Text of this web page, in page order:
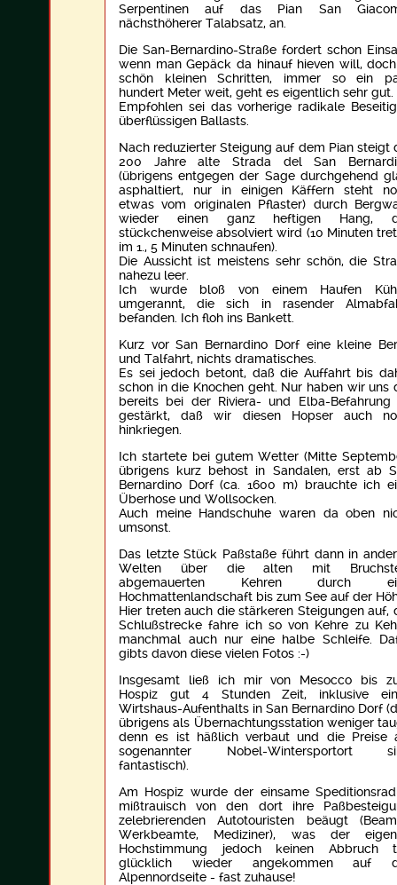
Serpentinen auf das Pian San
nächsthöherer Talabsatz, an.
Die San-Bernardino-Straße fordert schon
wenn man Gepäck da hinauf hieven will,
schön kleinen Schritten, immer so ein
hundert Meter weit, geht es eigentlich sehr gut.
Empfohlen sei das vorherige radikale
überflüssigen Ballasts.
Nach reduzierter Steigung auf dem Pian steigt
200 Jahre alte Strada del San
(übrigens entgegen der Sage durchgehend
asphaltiert, nur in einigen Käffern steht
etwas vom originalen Pflaster) durch
wieder einen ganz heftigen Hang,
stückchenweise absolviert wird (10 Minuten
im 1., 5 Minuten schnaufen).
Die Aussicht ist meistens sehr schön, die
nahezu leer.
Ich wurde bloß von einem Haufen
umgerannt, die sich in rasender
befanden. Ich floh ins Bankett.
Kurz vor San Bernardino Dorf eine kleine
und Talfahrt, nichts dramatisches.
Es sei jedoch betont, daß die Auffahrt bis
schon in die Knochen geht. Nur haben wir uns
bereits bei der Riviera- und Elba-Befahrung
gestärkt, daß wir diesen Hopser auch
hinkriegen.
Ich startete bei gutem Wetter (Mitte
übrigens kurz behost in Sandalen, erst ab
Bernardino Dorf (ca. 1600 m) brauchte ich
Überhose und Wollsocken.
Auch meine Handschuhe waren da oben
umsonst.
Das letzte Stück Paßstaße führt dann in
Welten über die alten mit
abgemauerten Kehren durch
Hochmattenlandschaft bis zum See auf der
Hier treten auch die stärkeren Steigungen auf,
Schlußstrecke fahre ich so von Kehre zu
manchmal auch nur eine halbe Schleife.
gibts davon diese vielen Fotos :-)
Insgesamt ließ ich mir von Mesocco bis
Hospiz gut 4 Stunden Zeit, inklusive
Wirtshaus-Aufenthalts in San Bernardino Dorf
übrigens als Übernachtungsstation weniger
denn es ist häßlich verbaut und die Preise
sogenannter Nobel-Wintersportort
fantastisch).
Am Hospiz wurde der einsame
mißtrauisch von den dort ihre
zelebrierenden Autotouristen beäugt
Werkbeamte, Mediziner), was der
Hochstimmung jedoch keinen Abbruch
glücklich wieder angekommen auf
Alpennordseite - fast zuhause!